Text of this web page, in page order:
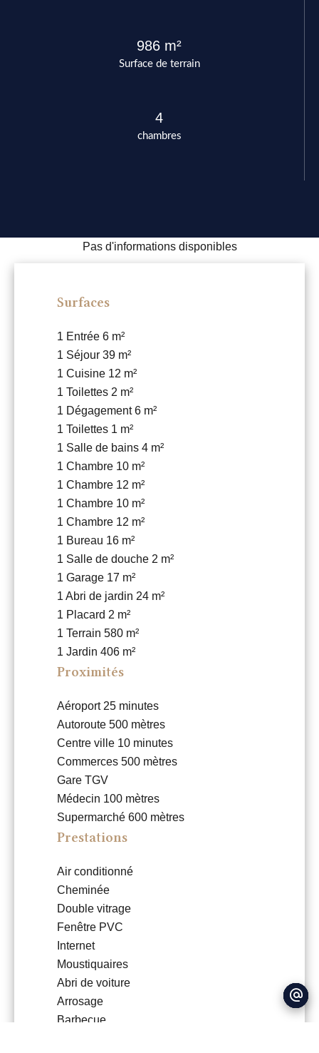
Surface de terrain
986 m²
chambres
4
Pas d'informations disponibles
Surfaces
1 Entrée 6 m²
1 Séjour 39 m²
1 Cuisine 12 m²
1 Toilettes 2 m²
1 Dégagement6 m²
1 Toilettes 1 m²
1 Salle de bains 4 m²
1 Chambre 10 m²
1 Chambre 12 m²
1 Chambre 10 m²
1 Chambre 12 m²
1 Bureau 16 m²
1 Salle de douche 2 m²
1 Garage 17 m²
1 Abri de jardin 24 m²
1 Placard 2 m²
1 Terrain 580 m²
1 Jardin 406 m²
Proximités
Aéroport 25 minutes
Autoroute 500 mètres
Centre ville 10 minutes
Commerces 500 mètres
Gare TGV
Médecin 100 mètres
Supermarché 600 mètres
Prestations
Air conditionné
Cheminée
Double vitrage
Fenêtre PVC
Internet
Moustiquaires
Abri de voiture
Arrosage
Barbecue